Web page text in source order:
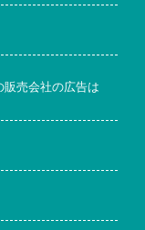
売会社の広告は